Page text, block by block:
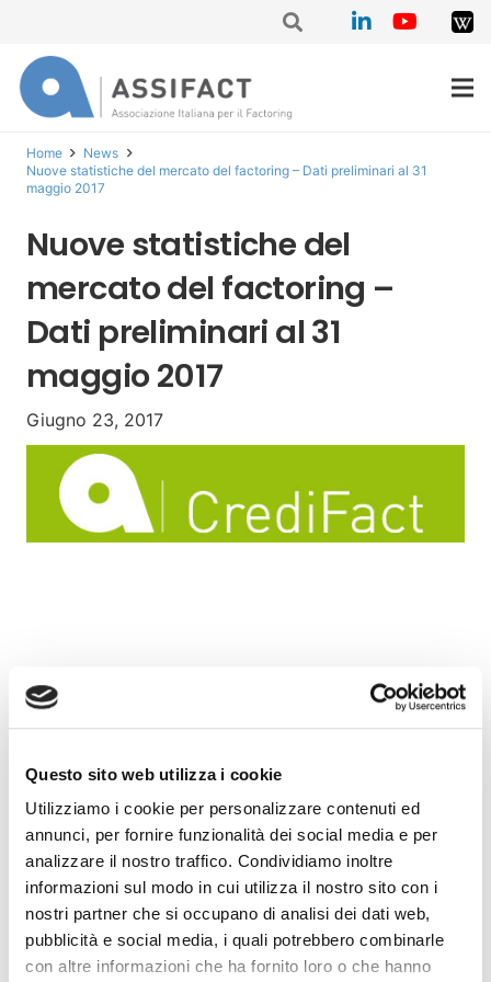
Questo sito web utilizza i cookie
Utilizziamo i cookie per personalizzare contenuti ed
annunci, per fornire funzionalità dei social media e per
analizzare il nostro traffico. Condividiamo inoltre
informazioni sul modo in cui utilizza il nostro sito con i
nostri partner che si occupano di analisi dei dati web,
pubblicità e social media, i quali potrebbero combinarle
con altre informazioni che ha fornito loro o che hanno
Home
News
Nuove statistiche del mercato del factoring – Dati preliminari al 31
maggio 2017
Nuove statistiche del
mercato del factoring –
Dati preliminari al 31
maggio 2017
Giugno 23, 2017
CrediFact, l’Osservatorio credito commerciale e
statistiche del mercato italiano del factoring con i
Il mercato del factoring accelera in doppia cifra:
turnover in crescita del +16,20%.
Clicca qui per saperne di più .